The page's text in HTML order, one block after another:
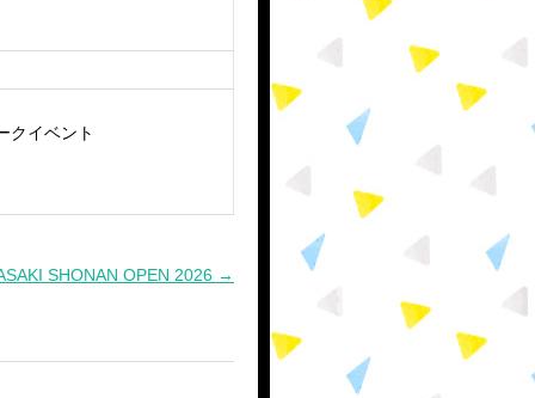
クイベント
SHONAN OPEN 2026 →